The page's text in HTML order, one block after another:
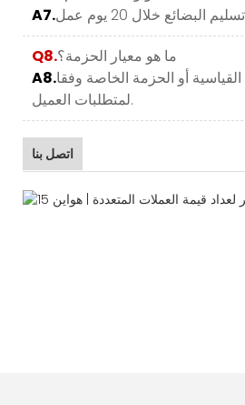
A7.
Q8.ما هو معيار الحزمة؟
A8.أو الحزمة الخاصة وفقا
لمتطلبات العميل.
اتصل بنا